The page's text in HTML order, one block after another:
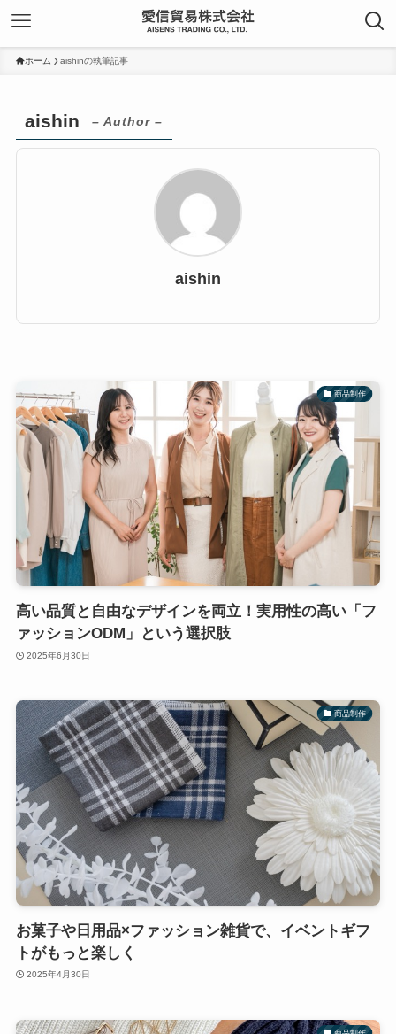
ホーム aishinの執筆記事
aishin – Author –
aishin
商品制作
高い品質と自由なデザインを両立！実用性の高い「フ
ァッションODM」という選択肢
2025年6月30日
商品制作
お菓子や日用品×ファッション雑貨で、イベントギフ
トがもっと楽しく
2025年4月30日